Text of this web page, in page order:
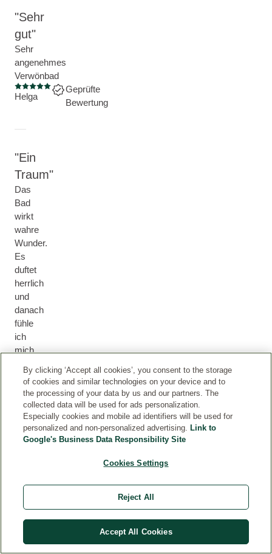
Sehr
gut
Sehr
angenehmes
Verwönbad
Aktuelle Bewertung: 5 von 5 Sternen
Helga
Geprüfte
Bewertung
Ein
Traum
Das
Bad
wirkt
wahre
Wunder.
Es
duftet
herrlich
und
danach
fühle
ich
mich
neu.
Aktuelle Bewertung: 5 von 5 Sternen
Sonja
Gertmann
nutze
es
fussbäder
By clicking ‘Accept all cookies’, you consent to the storage
of cookies and similar technologies on your device and to
the processing of your data by us and our partners. The
collected data will be used for ads personalization.
Especially cookies and mobile ad identifiers will be used for
personalized and non-personalized advertising. Link to
Google's Business Data Responsibility Site
Cookies Settings
Reject All
Accept All Cookies